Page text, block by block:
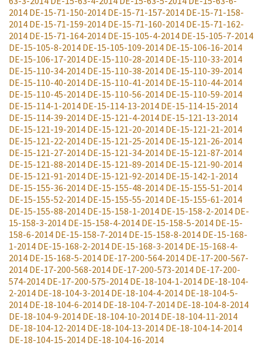
2014 DE-15-71-150-2014 DE-15-71-157-2014 DE-15-71-158-
2014 DE-15-71-159-2014 DE-15-71-160-2014 DE-15-71-162-
2014 DE-15-71-164-2014 DE-15-105-4-2014 DE-15-105-7-2014
DE-15-105-8-2014 DE-15-105-109-2014 DE-15-106-16-2014
DE-15-106-17-2014 DE-15-110-28-2014 DE-15-110-33-2014
DE-15-110-34-2014 DE-15-110-38-2014 DE-15-110-39-2014
DE-15-110-40-2014 DE-15-110-41-2014 DE-15-110-44-2014
DE-15-110-45-2014 DE-15-110-56-2014 DE-15-110-59-2014
DE-15-114-1-2014 DE-15-114-13-2014 DE-15-114-15-2014
DE-15-114-39-2014 DE-15-121-4-2014 DE-15-121-13-2014
DE-15-121-19-2014 DE-15-121-20-2014 DE-15-121-21-2014
DE-15-121-22-2014 DE-15-121-25-2014 DE-15-121-26-2014
DE-15-121-27-2014 DE-15-121-34-2014 DE-15-121-87-2014
DE-15-121-88-2014 DE-15-121-89-2014 DE-15-121-90-2014
DE-15-121-91-2014 DE-15-121-92-2014 DE-15-142-1-2014
DE-15-155-36-2014 DE-15-155-48-2014 DE-15-155-51-2014
DE-15-155-52-2014 DE-15-155-55-2014 DE-15-155-61-2014
DE-15-155-88-2014 DE-15-158-1-2014 DE-15-158-2-2014 DE-
15-158-3-2014 DE-15-158-4-2014 DE-15-158-5-2014 DE-15-
158-6-2014 DE-15-158-7-2014 DE-15-158-8-2014 DE-15-168-
1-2014 DE-15-168-2-2014 DE-15-168-3-2014 DE-15-168-4-
2014 DE-15-168-5-2014 DE-17-200-564-2014 DE-17-200-567-
2014 DE-17-200-568-2014 DE-17-200-573-2014 DE-17-200-
574-2014 DE-17-200-575-2014 DE-18-104-1-2014 DE-18-104-
2-2014 DE-18-104-3-2014 DE-18-104-4-2014 DE-18-104-5-
2014 DE-18-104-6-2014 DE-18-104-7-2014 DE-18-104-8-2014
DE-18-104-9-2014 DE-18-104-10-2014 DE-18-104-11-2014
DE-18-104-12-2014 DE-18-104-13-2014 DE-18-104-14-2014
DE-18-104-15-2014 DE-18-104-16-2014